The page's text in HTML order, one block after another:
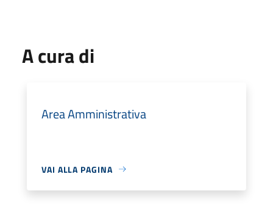
A cura di
Area Amministrativa
VAI ALLA PAGINA